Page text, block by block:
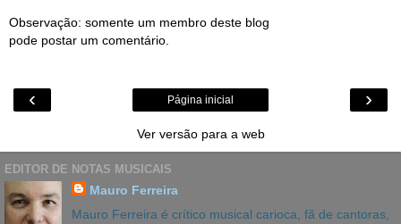
Observação: somente um membro deste blog
pode postar um comentário.
‹ ›
Página inicial
Ver versão para a web
EDITOR DE NOTAS MUSICAIS
Mauro Ferreira
Mauro Ferreira é crítico musical carioca, fã de cantoras,